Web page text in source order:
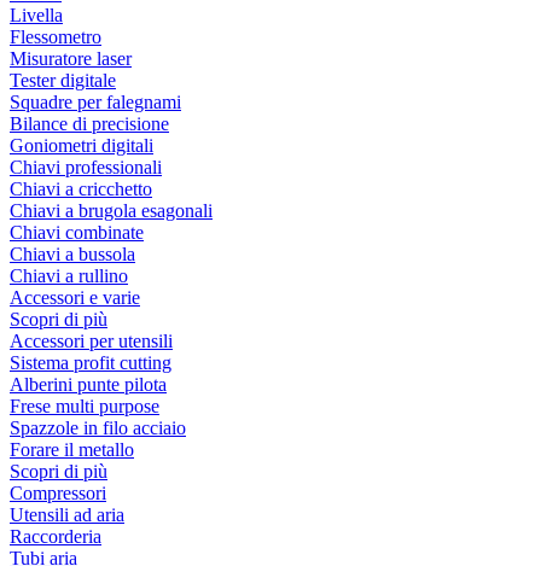
Livella
Flessometro
Misuratore laser
Tester digitale
Squadre per falegnami
Bilance di precisione
Goniometri digitali
Chiavi professionali
Chiavi a cricchetto
Chiavi a brugola esagonali
Chiavi combinate
Chiavi a bussola
Chiavi a rullino
Accessori e varie
Scopri di più
Accessori per utensili
Sistema profit cutting
Alberini punte pilota
Frese multi purpose
Spazzole in filo acciaio
Forare il metallo
Scopri di più
Compressori
Utensili ad aria
Raccorderia
Tubi aria